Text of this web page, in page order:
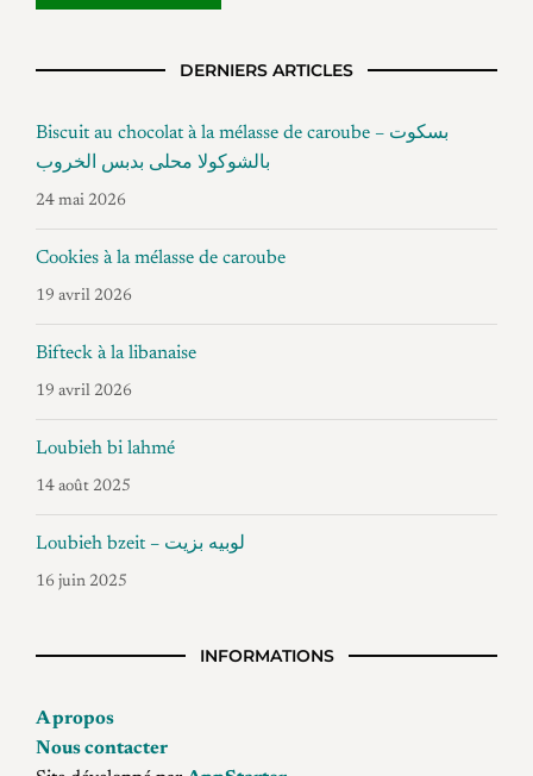
DERNIERS ARTICLES
Biscuit au chocolat à la mélasse de caroube – بسكوت
بالشوكولا محلى بدبس الخروب
24 mai 2026
Cookies à la mélasse de caroube
19 avril 2026
Bifteck à la libanaise
19 avril 2026
Loubieh bi lahmé
14 août 2025
Loubieh bzeit – لوبيه بزيت
16 juin 2025
INFORMATIONS
A propos
Nous contacter